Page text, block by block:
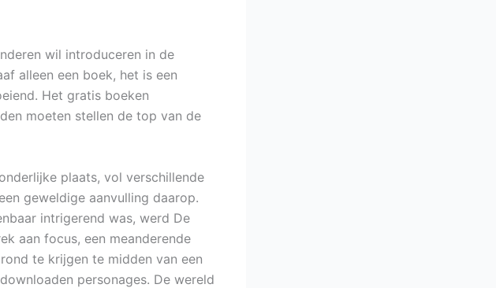
wil introduceren in de
alleen een boek, het is een
Het gratis boeken
moeten stellen de top van de
plaats, vol verschillende
geweldige aanvulling daarop.
intrigerend was, werd De
aan focus, een meanderende
te krijgen te midden van een
personages. De wereld